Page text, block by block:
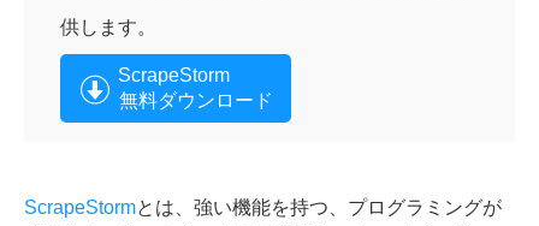
供します。
ScrapeStorm
無料ダウンロード
ScrapeStormとは、強い機能を持つ、プログラミングが